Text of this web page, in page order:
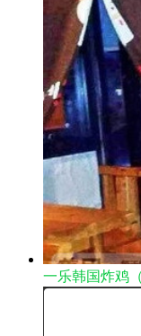
一乐韩国炸鸡